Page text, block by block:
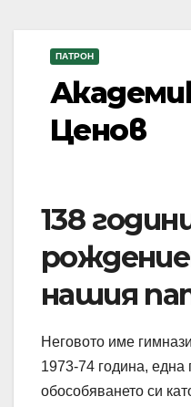
ПАТРОН
Ценов
138
нашия
Неговото име
1973-74 година, една
обособяването си